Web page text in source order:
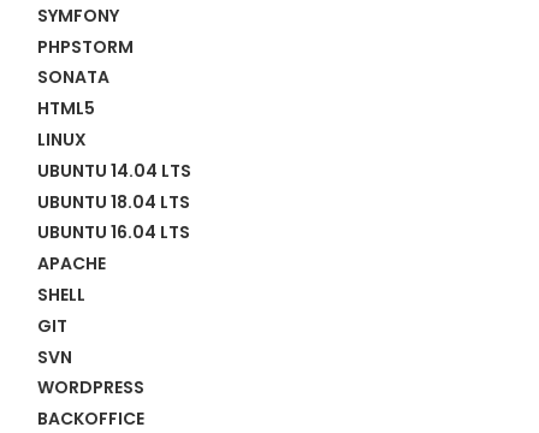
SYMFONY
PHPSTORM
SONATA
HTML5
LINUX
UBUNTU 14.04 LTS
UBUNTU 18.04 LTS
UBUNTU 16.04 LTS
APACHE
SHELL
GIT
SVN
WORDPRESS
BACKOFFICE